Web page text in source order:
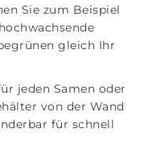
Sie zum Beispiel
gleich Ihr
jeden Samen oder
von der Wand
für schnell